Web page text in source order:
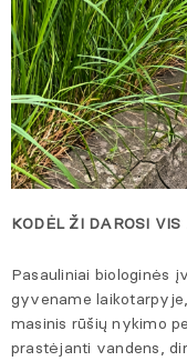
KODĖL ŽI DAROSI
Pasauliniai biologinės
gyvename
masinis rūšių nykimo
prastėjanti vandens,